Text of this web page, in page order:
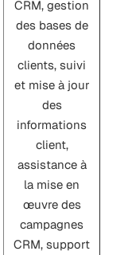
CRM, gestion
des bases de
données
clients, suivi
et mise à jour
des
informations
client,
assistance à
la mise en
œuvre des
campagnes
CRM, support